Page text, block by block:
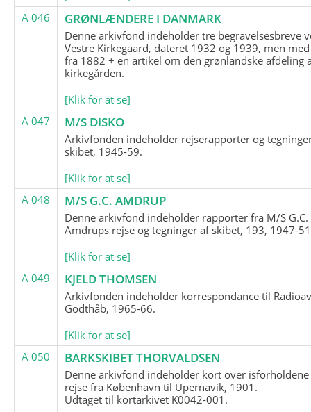
A 046
GRØNLÆNDERE I DANMARK
Denne arkivfond indeholder tre begravelsesbreve
Vestre Kirkegaard, dateret 1932 og 1939, men
fra 1882 + en artikel om den grønlandske afdeling
kirkegården.
[Klik for at se]
A 047
M/S DISKO
Arkivfonden indeholder rejserapporter og
skibet, 1945-59.
[Klik for at se]
A 048
M/S G.C. AMDRUP
Denne arkivfond indeholder rapporter fra M/S G.C.
Amdrups rejse og tegninger af skibet, 193, 1947-
[Klik for at se]
A 049
KJELD THOMSEN
Arkivfonden indeholder korrespondance til
Godthåb, 1965-66.
[Klik for at se]
A 050
BARKSKIBET THORVALDSEN
Denne arkivfond indeholder kort over
rejse fra København til Upernavik, 1901.
Udtaget til kortarkivet K0042-001.